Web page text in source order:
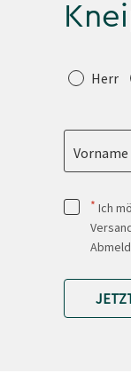
Anrede
Herr
Vorname
* Ich